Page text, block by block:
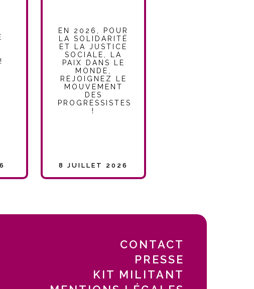
EN 2026, POUR
LA SOLIDARITÉ
ET LA JUSTICE
SOCIALE, LA
PAIX DANS LE
MONDE,
REJOIGNEZ LE
MOUVEMENT
DES
PROGRESSISTES
!
8 JUILLET 2026
CONTACT
PRESSE
KIT MILITANT